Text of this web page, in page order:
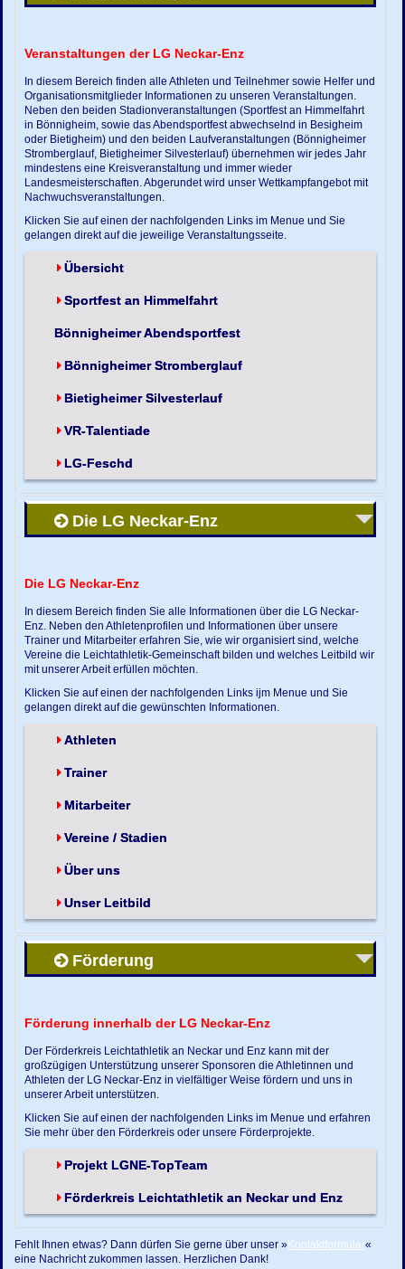
Veranstaltungen der LG Neckar-Enz
In diesem Bereich finden alle Athleten und Teilnehmer sowie Helfer und
Organisationsmitglieder Informationen zu unseren Veranstaltungen.
Neben den beiden Stadionveranstaltungen (Sportfest an Himmelfahrt
in Bönnigheim, sowie das Abendsportfest abwechselnd in Besigheim
oder Bietigheim) und den beiden Laufveranstaltungen (Bönnigheimer
Stromberglauf, Bietigheimer Silvesterlauf) übernehmen wir jedes Jahr
mindestens eine Kreisveranstaltung und immer wieder
Landesmeisterschaften. Abgerundet wird unser Wettkampfangebot mit
Nachwuchsveranstaltungen.
Klicken Sie auf einen der nachfolgenden Links im Menue und Sie
gelangen direkt auf die jeweilige Veranstaltungsseite.
Übersicht
Sportfest an Himmelfahrt
Bönnigheimer Abendsportfest
Bönnigheimer Stromberglauf
Bietigheimer Silvesterlauf
VR-Talentiade
LG-Feschd
Die LG Neckar-Enz
Die LG Neckar-Enz
In diesem Bereich finden Sie alle Informationen über die LG Neckar-
Enz. Neben den Athletenprofilen und Informationen über unsere
Trainer und Mitarbeiter erfahren Sie, wie wir organisiert sind, welche
Vereine die Leichtathletik-Gemeinschaft bilden und welches Leitbild wir
mit unserer Arbeit erfüllen möchten.
Klicken Sie auf einen der nachfolgenden Links ijm Menue und Sie
gelangen direkt auf die gewünschten Informationen.
Athleten
Trainer
Mitarbeiter
Vereine / Stadien
Über uns
Unser Leitbild
Förderung
Förderung innerhalb der LG Neckar-Enz
Der Förderkreis Leichtathletik an Neckar und Enz kann mit der
großzügigen Unterstützung unserer Sponsoren die Athletinnen und
Athleten der LG Neckar-Enz in vielfältiger Weise fördern und uns in
unserer Arbeit unterstützen.
Klicken Sie auf einen der nachfolgenden Links im Menue und erfahren
Sie mehr über den Förderkreis oder unsere Förderprojekte.
Projekt LGNE-TopTeam
Förderkreis Leichtathletik an Neckar und Enz
Fehlt Ihnen etwas? Dann dürfen Sie gerne über unser »Kontaktformular«
eine Nachricht zukommen lassen. Herzlichen Dank!